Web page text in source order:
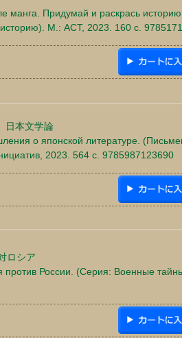
манга. Придумай и раскрась
М.: АСТ, 2023. 160 c.
日本文学論
о японской литературе.
2023. 564 c. 9785987123690
ロシア
России. (Серия: Военные